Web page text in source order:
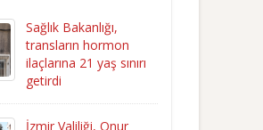
Sağlık Bakanlığı,
transların hormon
ilaçlarına 21 yaş sınırı
getirdi
İzmir Valiliği, Onur